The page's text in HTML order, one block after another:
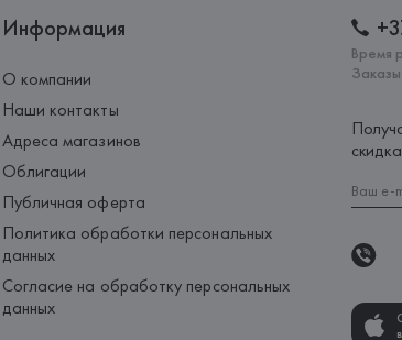
Информация
О компании
Наши контакты
Адреса магазинов
Облигации
Публичная оферта
Политика обработки персональных
данных
Согласие на обработку персональных
данных
Время